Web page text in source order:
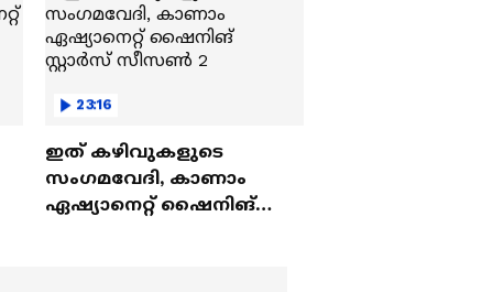
23:16
ഇത് കഴിവുകളുടെ
സംഗമവേദി, കാണാം
ഏഷ്യാനെറ്റ് ഷൈനിങ്